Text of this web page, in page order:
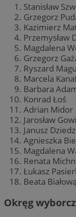
Stanisław
Grzegorz
Kazimierz
Przemysław
Magdalena
Grzegorz
Ryszard
Marcela
Barbara
Konrad Łoś
Adrian Midor
Jarosław
Janusz
Agnieszka
Magdalena
Renata
Łukasz
Beata
Okręg